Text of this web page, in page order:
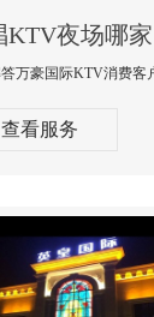
查看服务